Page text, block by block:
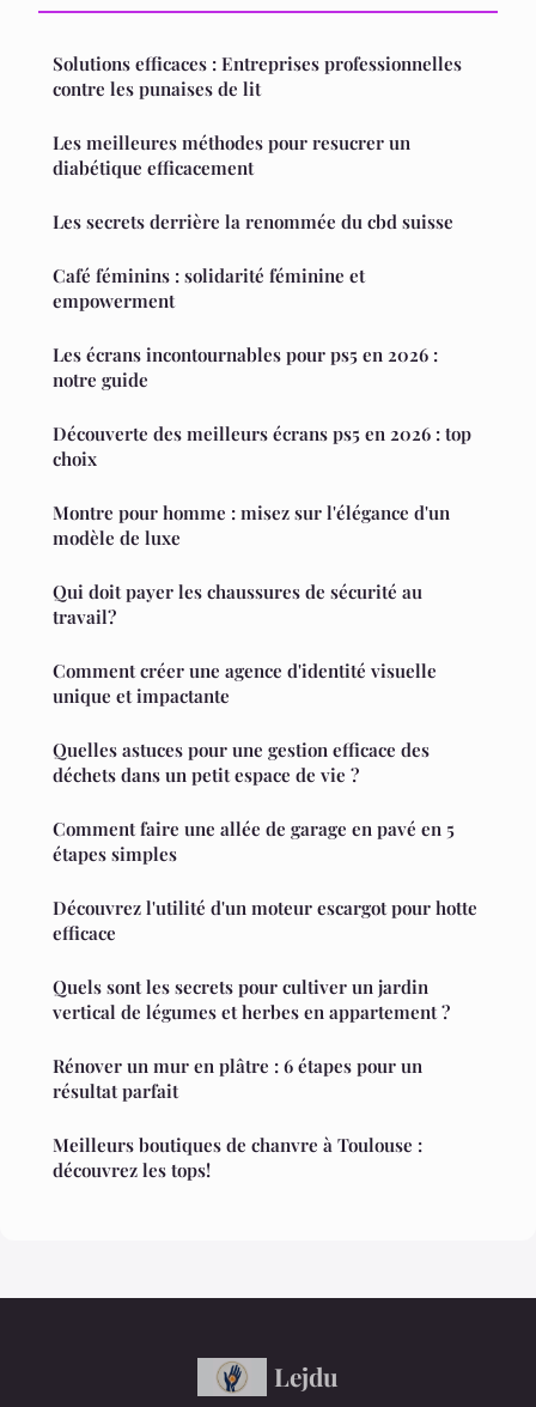
Solutions efficaces : Entreprises professionnelles
contre les punaises de lit
Les meilleures méthodes pour resucrer un
diabétique efficacement
Les secrets derrière la renommée du cbd suisse
Café féminins : solidarité féminine et
empowerment
Les écrans incontournables pour ps5 en 2026 :
notre guide
Découverte des meilleurs écrans ps5 en 2026 : top
choix
Montre pour homme : misez sur l'élégance d'un
modèle de luxe
Qui doit payer les chaussures de sécurité au
travail?
Comment créer une agence d'identité visuelle
unique et impactante
Quelles astuces pour une gestion efficace des
déchets dans un petit espace de vie ?
Comment faire une allée de garage en pavé en 5
étapes simples
Découvrez l'utilité d'un moteur escargot pour hotte
efficace
Quels sont les secrets pour cultiver un jardin
vertical de légumes et herbes en appartement ?
Rénover un mur en plâtre : 6 étapes pour un
résultat parfait
Meilleurs boutiques de chanvre à Toulouse :
découvrez les tops!
Lejdu